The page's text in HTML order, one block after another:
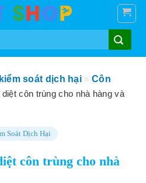
soát dịch hại » Côn
côn trùng cho nhà hàng và
Soát Dịch Hại
côn trùng cho nhà